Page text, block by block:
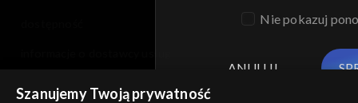
Nie pokazuj
ANULUJ
Szanujemy Twoją prywatność